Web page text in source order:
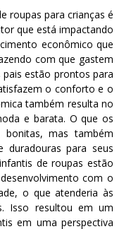
roupas para crianças é
que está impactando
econômico que
com que gastem
estão prontos para
o conforto e o
também resulta no
e barata. O que os
mas também
duradouras para seus
de roupas estão
com o
o que atenderia às
Isso resultou em um
em uma perspectiva